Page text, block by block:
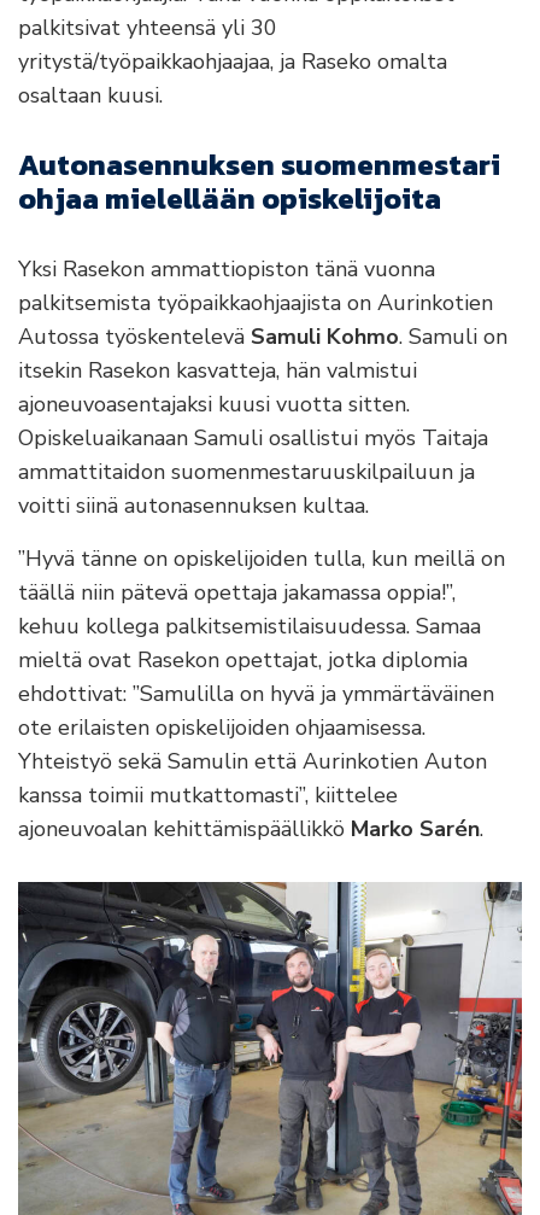
palkitsivat yhteensä yli 30
yritystä/työpaikkaohjaajaa, ja Raseko omalta
osaltaan kuusi.
Autonasennuksen suomenmestari
ohjaa mielellään opiskelijoita
Yksi Rasekon ammattiopiston tänä vuonna
palkitsemista työpaikkaohjaajista on Aurinkotien
Autossa työskentelevä Samuli Kohmo. Samuli on
itsekin Rasekon kasvatteja, hän valmistui
ajoneuvoasentajaksi kuusi vuotta sitten.
Opiskeluaikanaan Samuli osallistui myös Taitaja
ammattitaidon suomenmestaruuskilpailuun ja
voitti siinä autonasennuksen kultaa.
”Hyvä tänne on opiskelijoiden tulla, kun meillä on
täällä niin pätevä opettaja jakamassa oppia!”,
kehuu kollega palkitsemistilaisuudessa. Samaa
mieltä ovat Rasekon opettajat, jotka diplomia
ehdottivat: ”Samulilla on hyvä ja ymmärtäväinen
ote erilaisten opiskelijoiden ohjaamisessa.
Yhteistyö sekä Samulin että Aurinkotien Auton
kanssa toimii mutkattomasti”, kiittelee
ajoneuvoalan kehittämispäällikkö Marko Sarén.